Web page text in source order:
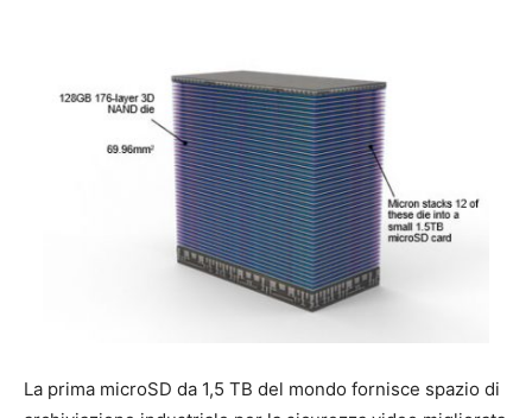
La prima microSD da 1,5 TB del mondo fornisce spazio di